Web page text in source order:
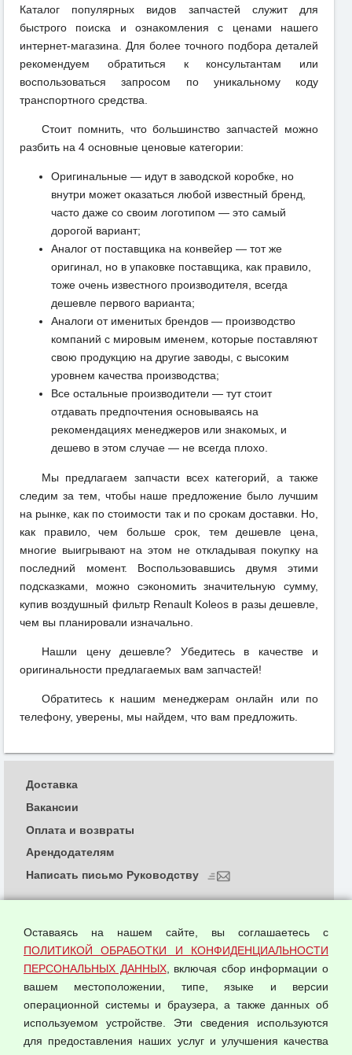
Каталог популярных видов запчастей служит для
быстрого поиска и ознакомления с ценами нашего
интернет-магазина. Для более точного подбора деталей
рекомендуем обратиться к консультантам или
воспользоваться запросом по уникальному коду
транспортного средства.
Стоит помнить, что большинство запчастей можно
разбить на 4 основные ценовые категории:
Оригинальные — идут в заводской коробке, но
внутри может оказаться любой известный бренд,
часто даже со своим логотипом — это самый
дорогой вариант;
Аналог от поставщика на конвейер — тот же
оригинал, но в упаковке поставщика, как правило,
тоже очень известного производителя, всегда
дешевле первого варианта;
Аналоги от именитых брендов — производство
компаний с мировым именем, которые поставляют
свою продукцию на другие заводы, с высоким
уровнем качества производства;
Все остальные производители — тут стоит
отдавать предпочтения основываясь на
рекомендациях менеджеров или знакомых, и
дешево в этом случае — не всегда плохо.
Мы предлагаем запчасти всех категорий, а также
следим за тем, чтобы наше предложение было лучшим
на рынке, как по стоимости так и по срокам доставки. Но,
как правило, чем больше срок, тем дешевле цена,
многие выигрывают на этом не откладывая покупку на
последний момент. Воспользовавшись двумя этими
подсказками, можно сэкономить значительную сумму,
купив воздушный фильтр Renault Koleos в разы дешевле,
чем вы планировали изначально.
Нашли цену дешевле? Убедитесь в качестве и
оригинальности предлагаемых вам запчастей!
Обратитесь к нашим менеджерам онлайн или по
телефону, уверены, мы найдем, что вам предложить.
© 2026 ООО "Феникс"
Политика обработки и конфиденциальности
персональных данных
Согласием на обработку персональных данных
Оферта оптовой купли-продажи
Публичная оферта
Доставка
Вакансии
Оплата и возвраты
Арендодателям
Написать письмо Руководству
Оставаясь на нашем сайте, вы соглашаетесь с
ПОЛИТИКОЙ ОБРАБОТКИ И КОНФИДЕНЦИАЛЬНОСТИ
ПЕРСОНАЛЬНЫХ ДАННЫХ, включая сбор информации о
вашем местоположении, типе, языке и версии
операционной системы и браузера, а также данных об
используемом устройстве. Эти сведения используются
для предоставления наших услуг и улучшения качества